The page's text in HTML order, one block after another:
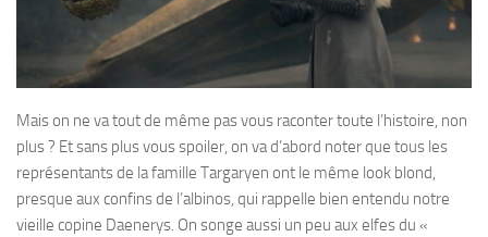
Mais on ne va tout de même pas vous raconter toute l’histoire, non
plus ? Et sans plus vous spoiler, on va d’abord noter que tous les
représentants de la famille Targaryen ont le même look blond,
presque aux confins de l’albinos, qui rappelle bien entendu notre
vieille copine Daenerys. On songe aussi un peu aux elfes du «